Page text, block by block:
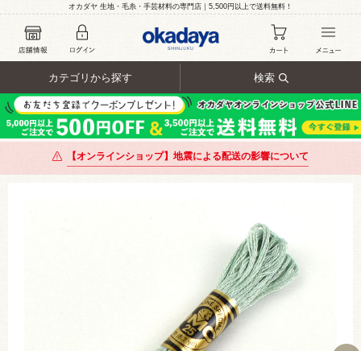
オカダヤ 生地・毛糸・手芸材料の専門店｜5,500円以上で送料無料！
カテゴリから探す 検索
【オンラインショップ】地震による配送の影響について